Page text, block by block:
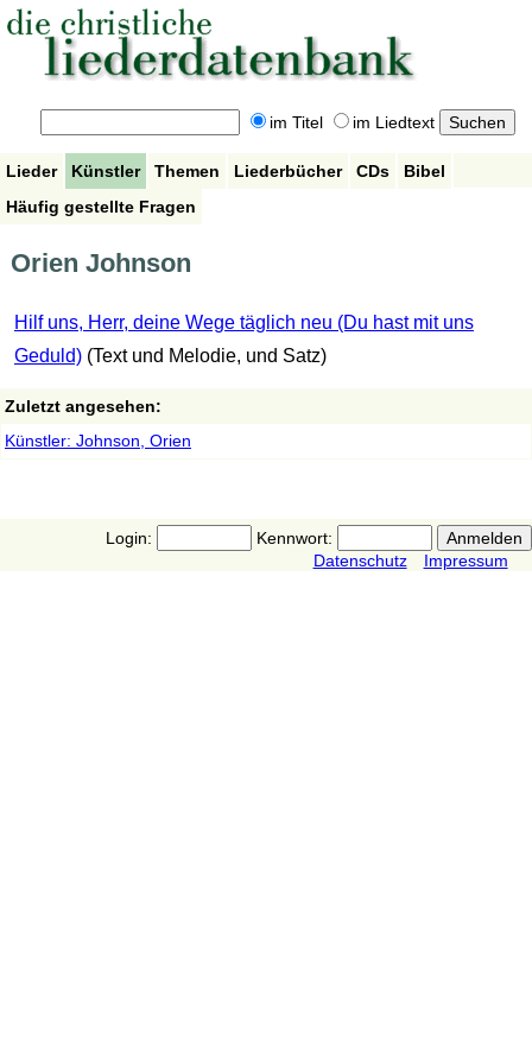
im Titel im Liedtext
Lieder Künstler Themen Liederbücher CDs
Bibel
Häufig gestellte Fragen
Orien Johnson
Hilf uns, Herr, deine Wege täglich neu (Du hast mit uns
Geduld) (Text und Melodie, und Satz)
Zuletzt angesehen:
Künstler: Johnson, Orien
Login:
Kennwort:
Datenschutz
Impressum